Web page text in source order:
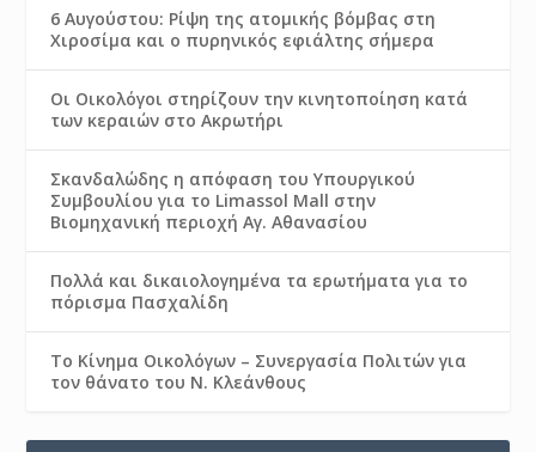
6 Αυγούστου: Ρίψη της ατομικής βόμβας στη
Χιροσίμα και ο πυρηνικός εφιάλτης σήμερα
Οι Οικολόγοι στηρίζουν την κινητοποίηση κατά
των κεραιών στο Ακρωτήρι
Σκανδαλώδης η απόφαση του Υπουργικού
Συμβουλίου για το Limassol Mall στην
Βιομηχανική περιοχή Αγ. Αθανασίου
Πολλά και δικαιολογημένα τα ερωτήματα για το
πόρισμα Πασχαλίδη
Το Κίνημα Οικολόγων – Συνεργασία Πολιτών για
τον θάνατο του Ν. Κλεάνθους